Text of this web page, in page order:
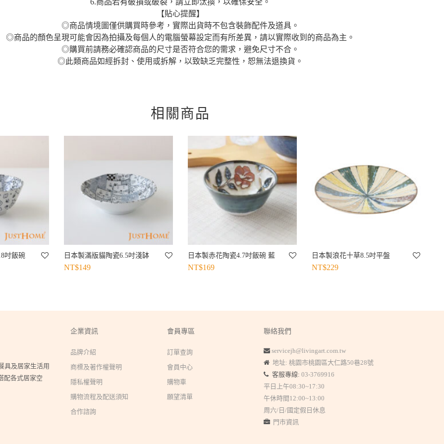
6.商品若有破損或破裂，請立即汰換，以確保安全。
【貼心提醒】
◎商品情境圖僅供購買時參考，實際出貨時不包含裝飾配件及道具。
◎商品的顏色呈現可能會因為拍攝及每個人的電腦螢幕設定而有所差異，請以實際收到的商品為主。
◎購買前請務必確認商品的尺寸是否符合您的需求，避免尺寸不合。
◎此類商品如經拆封、使用或拆解，以致缺乏完整性，恕無法退換貨。
相關商品
吋飯碗 日本製滿版貓陶瓷6.5吋淺缽
NT$149
日本製赤花陶瓷4.7吋飯碗 藍
NT$169
日本製浪花十草8.5吋平盤
NT$229
具及居家生活用
配各式居家空
企業資訊
品牌介紹
商標及著作權聲明
隱私權聲明
購物流程及配送須知
合作諮詢
會員專區
訂單查詢
會員中心
購物車
願望清單
聯絡我們
servicejh@livingart.com.tw
地址: 桃園市桃園區大仁路50巷28號
客服專線: 03-3769916
平日上午08:30~17:30
午休時間12:00~13:00
周六/日/國定假日休息
門市資訊